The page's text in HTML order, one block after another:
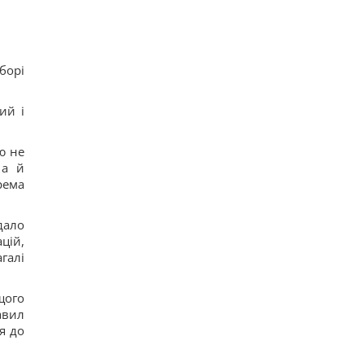
і
не
а й
до